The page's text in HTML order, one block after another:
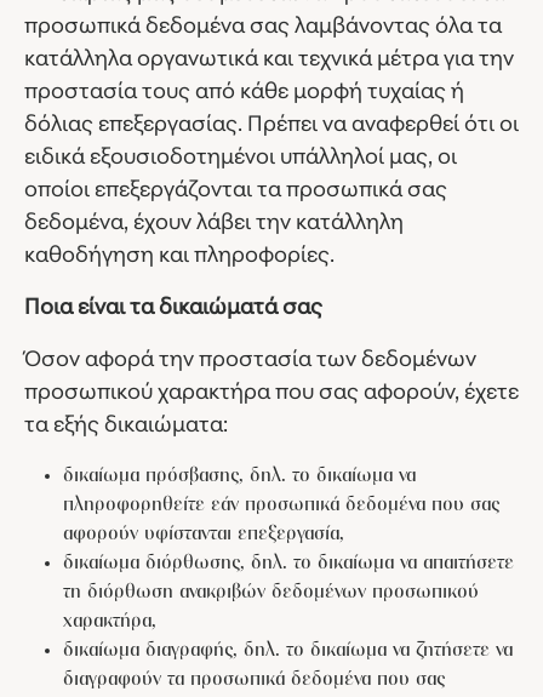
προσωπικά δεδομένα σας λαμβάνοντας όλα τα
κατάλληλα οργανωτικά και τεχνικά μέτρα για την
προστασία τους από κάθε μορφή τυχαίας ή
δόλιας επεξεργασίας. Πρέπει να αναφερθεί ότι οι
ειδικά εξουσιοδοτημένοι υπάλληλοί μας, οι
οποίοι επεξεργάζονται τα προσωπικά σας
δεδομένα, έχουν λάβει την κατάλληλη
καθοδήγηση και πληροφορίες.
Ποια είναι τα δικαιώματά σας
Όσον αφορά την προστασία των δεδομένων
προσωπικού χαρακτήρα που σας αφορούν, έχετε
τα εξής δικαιώματα:
δικαίωμα πρόσβασης, δηλ. το δικαίωμα να
πληροφορηθείτε εάν προσωπικά δεδομένα που σας
αφορούν υφίστανται επεξεργασία,
δικαίωμα διόρθωσης, δηλ. το δικαίωμα να απαιτήσετε
τη διόρθωση ανακριβών δεδομένων προσωπικού
χαρακτήρα,
δικαίωμα διαγραφής, δηλ. το δικαίωμα να ζητήσετε να
διαγραφούν τα προσωπικά δεδομένα που σας